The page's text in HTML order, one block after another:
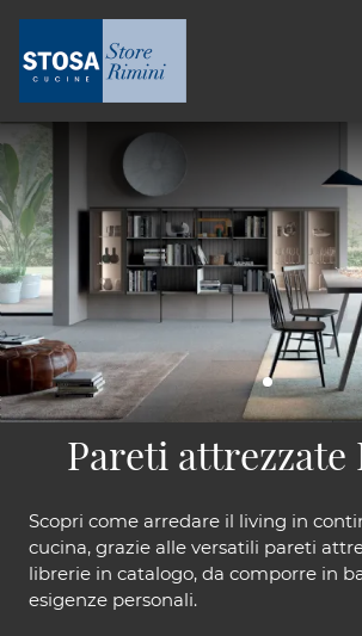
Pareti attrezzate
Scopri come arredare il living in
cucina, grazie alle versatili pareti
librerie in catalogo, da comporre in
esigenze personali.